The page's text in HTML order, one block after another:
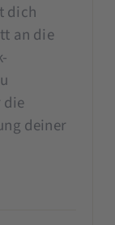
dich
an die
die
deiner